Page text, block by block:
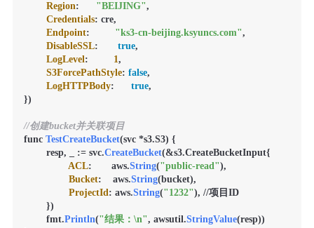
Region: "BEIJING",
Credentials: cre,
Endpoint: "ks3-cn-beijing.ksyuncs.com",
DisableSSL: true,
LogLevel: 1,
S3ForcePathStyle: false,
LogHTTPBody: true,
})
//创建bucket并关联项目
func TestCreateBucket(svc *s3.S3) {
        resp, _ := svc.
CreateBucket(&s3.CreateBucketInput{
ACL:       aws.String("public-read"),
Bucket:    aws.String(bucket),
ProjectId: aws.String("1232"), //项目ID
        })
        fmt.
Println("结果：\n", awsutil.StringValue(resp))